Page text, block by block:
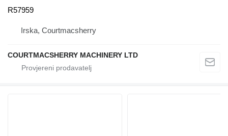
R57959
Irska, Courtmacsherry
COURTMACSHERRY MACHINERY LTD